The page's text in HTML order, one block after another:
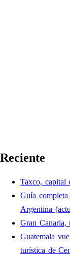
Reciente
Taxco, capital
Guía
Argentina
Gran Canaria,
Guatemala
turística de